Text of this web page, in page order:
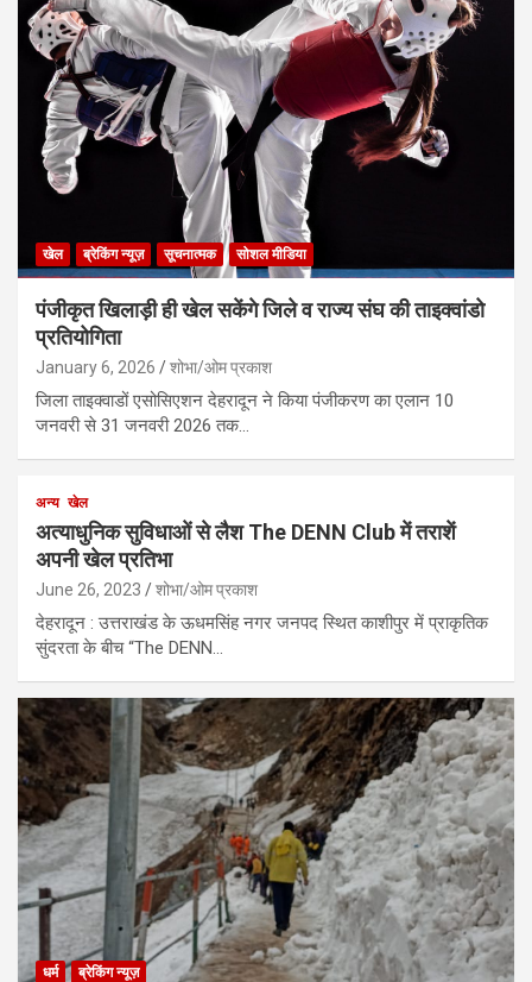
खेल ब्रेकिंग न्यूज़ सूचनात्मक सोशल मीडिया
पंजीकृत खिलाड़ी ही खेल सकेंगे जिले व राज्य संघ की ताइक्वांडो
प्रतियोगिता
January 6, 2026 शोभा/ओम प्रकाश
जिला ताइक्वाडों एसोसिएशन देहरादून ने किया पंजीकरण का एलान 10
जनवरी से 31 जनवरी 2026 तक…
अन्य खेल
अत्याधुनिक सुविधाओं से लैश The DENN Club में तराशें
अपनी खेल प्रतिभा
June 26, 2023 शोभा/ओम प्रकाश
देहरादून : उत्तराखंड के ऊधमसिंह नगर जनपद स्थित काशीपुर में प्राकृतिक
सुंदरता के बीच “The DENN…
धर्म ब्रेकिंग न्यूज़